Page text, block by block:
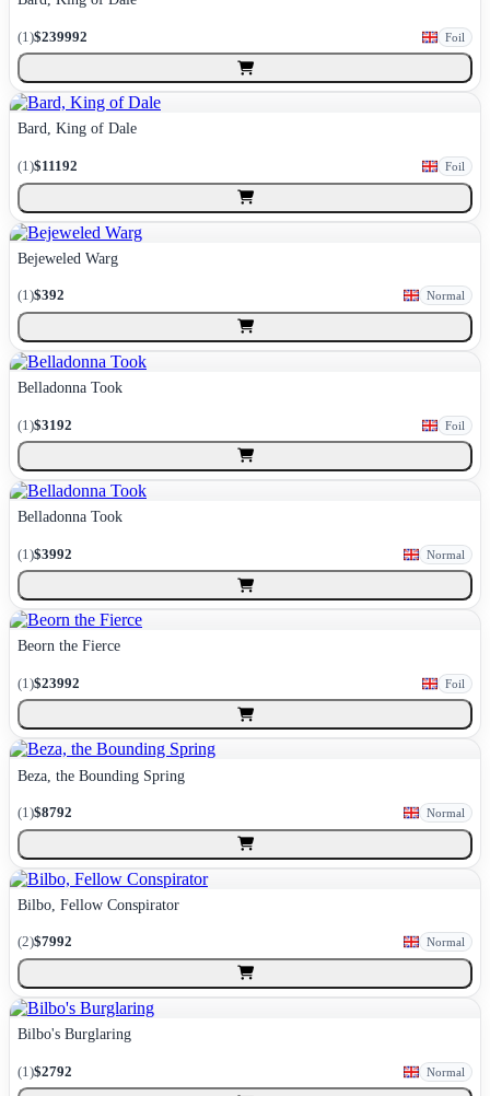
(1)$239992 Foil
Bard, King of Dale
(1)$11192 Foil
Bejeweled Warg
(1)$392 Normal
Belladonna Took
(1)$3192 Foil
Belladonna Took
(1)$3992 Normal
Beorn the Fierce
(1)$23992 Foil
Beza, the Bounding Spring
(1)$8792 Normal
Bilbo, Fellow Conspirator
(2)$7992 Normal
Bilbo's Burglaring
(1)$2792 Normal